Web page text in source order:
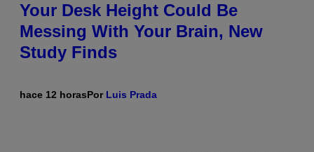
Your Desk Height Could Be
Messing With Your Brain, New
Study Finds
hace 12 horasPor Luis Prada